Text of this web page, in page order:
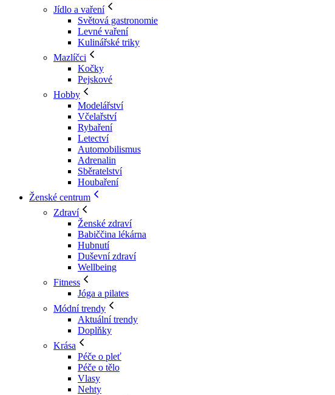
Jídlo a vaření
Světová gastronomie
Levné vaření
Kulinářské triky
Mazlíčci
Kočky
Pejskové
Hobby
Modelářství
Včelařství
Rybaření
Letectví
Automobilismus
Adrenalin
Sběratelství
Houbaření
Ženské centrum
Zdraví
Ženské zdraví
Babiččina lékárna
Hubnutí
Duševní zdraví
Wellbeing
Fitness
Jóga a pilates
Módní trendy
Aktuální trendy
Doplňky
Krása
Péče o pleť
Péče o tělo
Vlasy
Nehty